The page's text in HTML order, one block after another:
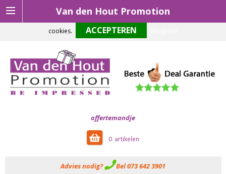
Van den Hout Promotion
offertemandje
0
Advies nodig? Bel 073 642 3901
Om onze website optimaal te laten functioneren maken wij gebruik van
cookies.